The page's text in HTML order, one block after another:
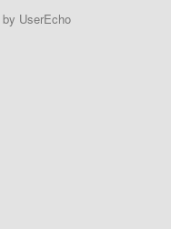
by UserEcho